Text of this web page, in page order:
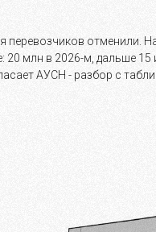
перевозчиков отменили.
млн в 2026-м, дальше 15
АУСН - разбор с